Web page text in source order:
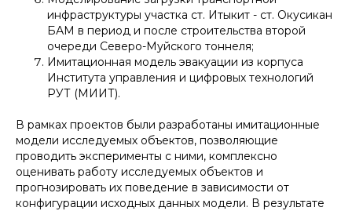
инфраструктуры участка ст. Итыкит - ст. Окусикан
БАМ в период и после строительства второй
очереди Северо-Муйского тоннеля;
Имитационная модель эвакуации из корпуса
Института управления и цифровых технологий
РУТ (МИИТ).
В рамках проектов были разработаны имитационные
модели исследуемых объектов, позволяющие
проводить эксперименты с ними, комплексно
оценивать работу исследуемых объектов и
прогнозировать их поведение в зависимости от
конфигурации исходных данных модели. В результате